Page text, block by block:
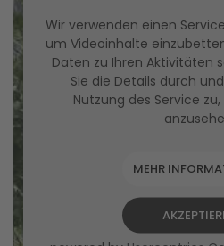
Wir verwenden einen
um Videoinhalte
Daten zu Ihren Aktivitäten
Sie die Details durch
Nutzung des Service
MEHR